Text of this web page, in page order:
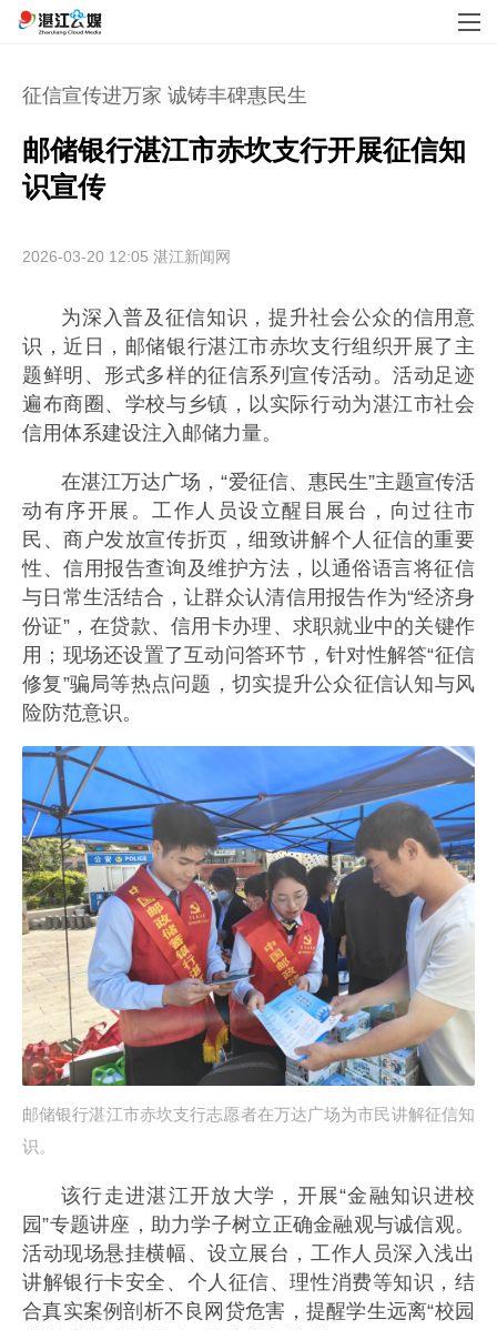
征信宣传进万家 诚铸丰碑惠民生
邮储银行湛江市赤坎支行开展征信知
识宣传
2026-03-20 12:05 湛江新闻网
为深入普及征信知识，提升社会公众的信用意
识，近日，邮储银行湛江市赤坎支行组织开展了主
题鲜明、形式多样的征信系列宣传活动。活动足迹
遍布商圈、学校与乡镇，以实际行动为湛江市社会
信用体系建设注入邮储力量。
在湛江万达广场，“爱征信、惠民生”主题宣传活
动有序开展。工作人员设立醒目展台，向过往市
民、商户发放宣传折页，细致讲解个人征信的重要
性、信用报告查询及维护方法，以通俗语言将征信
与日常生活结合，让群众认清信用报告作为“经济身
份证”，在贷款、信用卡办理、求职就业中的关键作
用；现场还设置了互动问答环节，针对性解答“征信
修复”骗局等热点问题，切实提升公众征信认知与风
险防范意识。
邮储银行湛江市赤坎支行志愿者在万达广场为市民讲解征信知
识。
该行走进湛江开放大学，开展“金融知识进校
园”专题讲座，助力学子树立正确金融观与诚信观。
活动现场悬挂横幅、设立展台，工作人员深入浅出
讲解银行卡安全、个人征信、理性消费等知识，结
合真实案例剖析不良网贷危害，提醒学生远离“校园